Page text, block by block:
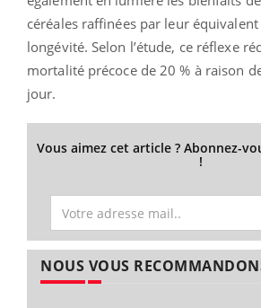
céréales raffinées par leur
longévité. Selon l’étude, ce réflexe
mortalité précoce de 20 % à raison
jour.
Vous aimez cet article ? Abonnez-
!
NOUS VOUS